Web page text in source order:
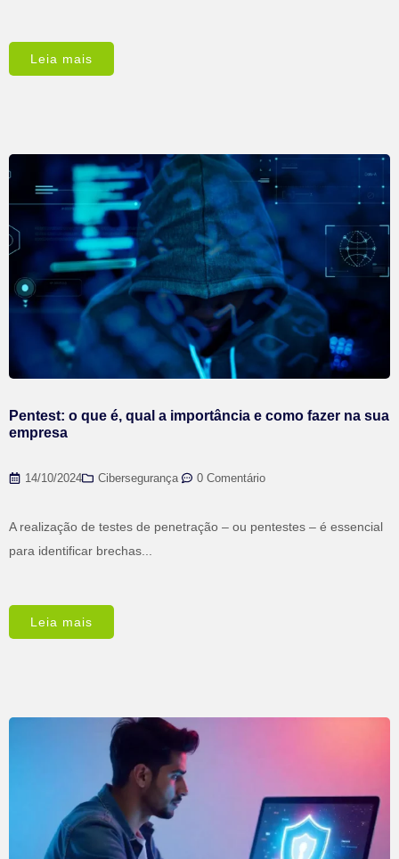
Leia mais
Pentest: o que é, qual a importância e como fazer na sua
empresa
14/10/2024 Cibersegurança, 0 Comentário
A realização de testes de penetração – ou pentestes – é essencial
para identificar brechas...
Leia mais